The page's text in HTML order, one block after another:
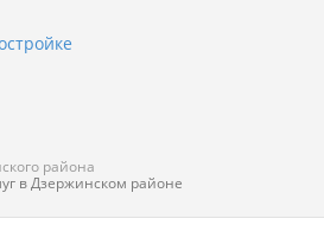
района
в Дзержинском районе